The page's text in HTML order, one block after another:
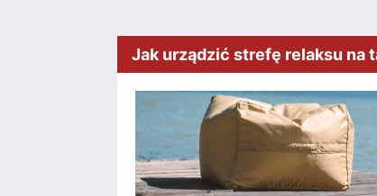
Jak urządzić strefę relaksu na